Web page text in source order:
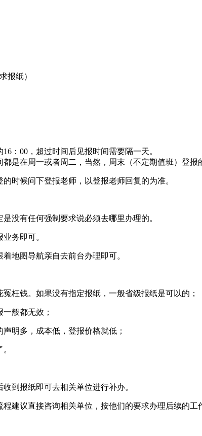
报纸）
：00，超过时间后见报时间需要隔一天。
是在周一或者周二，当然，周末（不定期值班）登
时候问下登报老师，以登报老师回复的为准。
没有任何强制要求说必须去哪里办理的。
务即可。
地图导航亲自去前台办理即可。
枉钱。如果没有指定报纸，一般省级报纸是可以的；
般都无效；
明多，成本低，登报价格就低；
到报纸即可去相关单位进行补办。
建议直接咨询相关单位，按他们的要求办理后续的工